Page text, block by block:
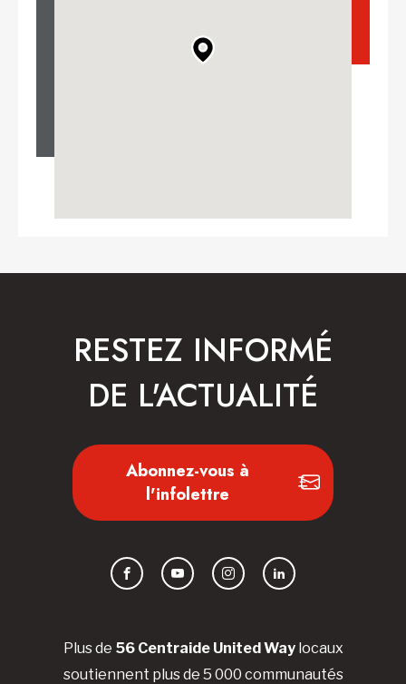
Plus de 56 Centraide United Waylocaux
soutiennent plus de 5 000 communautés
RESTEZ INFORMÉ
DE L'ACTUALITÉ
Abonnez-vous à
l'infolettre
FacebookYouTubeInstagramLinkedIn